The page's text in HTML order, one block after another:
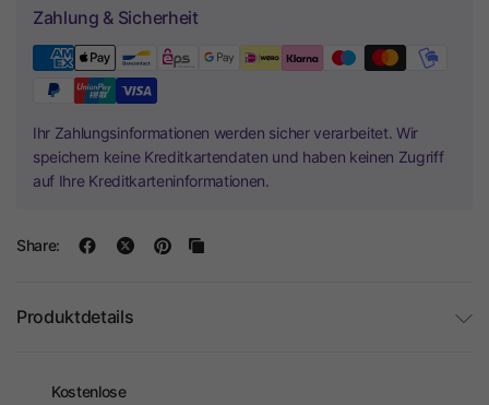
Zahlung & Sicherheit
Ihr Zahlungsinformationen werden sicher verarbeitet. Wir
speichern keine Kreditkartendaten und haben keinen Zugriff
auf Ihre Kreditkarteninformationen.
Share:
Produktdetails
Kostenlose